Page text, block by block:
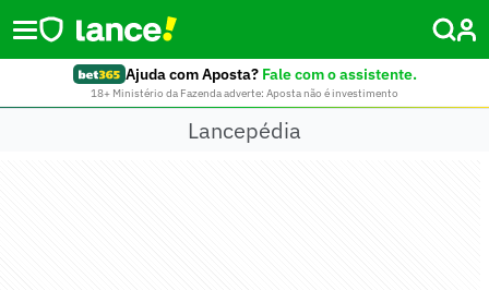
Ajuda com Aposta? Fale com o assistente.
18+ Ministério da Fazenda adverte: Aposta não é investimento
Lancepédia